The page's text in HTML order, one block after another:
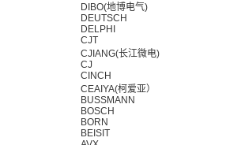
DIBO(地博电气)
DEUTSCH
DELPHI
CJT
CJIANG(长江微电)
CJ
CINCH
CEAIYA(柯爱亚）
BUSSMANN
BOSCH
BORN
BEISIT